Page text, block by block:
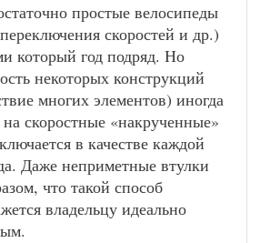
простые велосипеды
скоростей и др.)
который год подряд. Но
некоторых конструкций
многих элементов) иногда
скоростные «накрученные»
в качестве каждой
Даже неприметные втулки
что такой способ
владельцу идеально